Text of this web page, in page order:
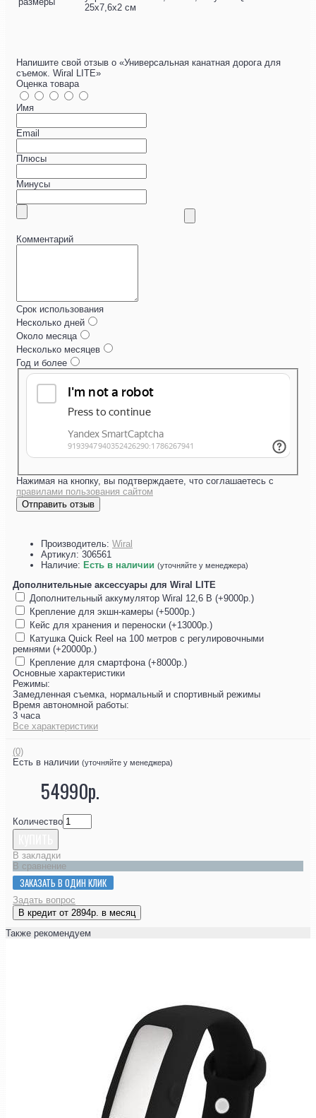
25x7,6x2 см
Напишите свой отзыв о «Универсальная канатная дорога для
съемок. Wiral LITE»
Оценка товара
Имя
Email
Плюсы
Минусы
Комментарий
Срок использования
Несколько дней
Около месяца
Несколько месяцев
Год и более
Нажимая на кнопку, вы подтверждаете, что соглашаетесь с
правилами пользования сайтом
Отправить отзыв
Производитель: Wiral
Артикул: 306561
Наличие: Есть в наличии (уточняйте у менеджера)
Дополнительные аксессуары для Wiral LITE
Дополнительный аккумулятор Wiral 12,6 В (+9000р.)
Крепление для экшн-камеры (+5000р.)
Кейс для хранения и переноски (+13000р.)
Катушка Quick Reel на 100 метров с регулировочными
ремнями (+20000р.)
Крепление для смартфона (+8000р.)
Основные характеристики
Режимы:
Замедленная съемка, нормальный и спортивный режимы
Время автономной работы:
3 часа
Все характеристики
(0)
Есть в наличии (уточняйте у менеджера)
54990р.
Количество
В закладки
В сравнение
ЗАКАЗАТЬ В ОДИН КЛИК
Задать вопрос
В кредит от 2894р. в месяц
Также рекомендуем